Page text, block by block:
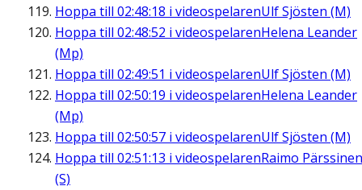
Hoppa till 02:48:18 i videospelarenUlf Sjösten (M)
Hoppa till 02:48:52 i videospelarenHelena Leander
(Mp)
Hoppa till 02:49:51 i videospelarenUlf Sjösten (M)
Hoppa till 02:50:19 i videospelarenHelena Leander
(Mp)
Hoppa till 02:50:57 i videospelarenUlf Sjösten (M)
Hoppa till 02:51:13 i videospelarenRaimo Pärssinen
(S)